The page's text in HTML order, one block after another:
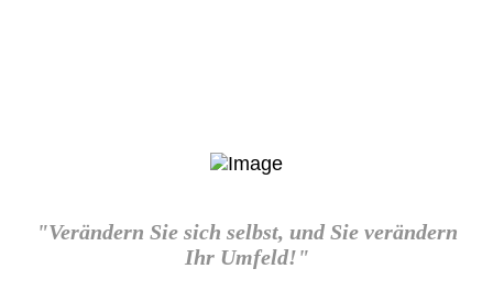
"Verändern Sie sich selbst, und Sie verändern
Ihr Umfeld!"